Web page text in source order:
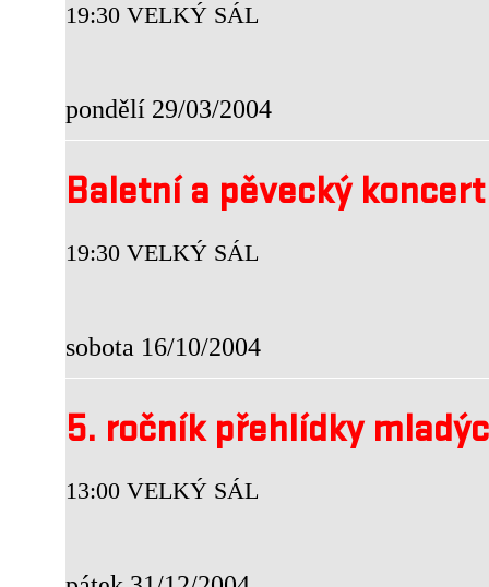
19:30 VELKÝ SÁL
pondělí 29/03/2004
Baletní a pěvecký
19:30 VELKÝ SÁL
sobota 16/10/2004
5. ročník přehlídky
13:00 VELKÝ SÁL